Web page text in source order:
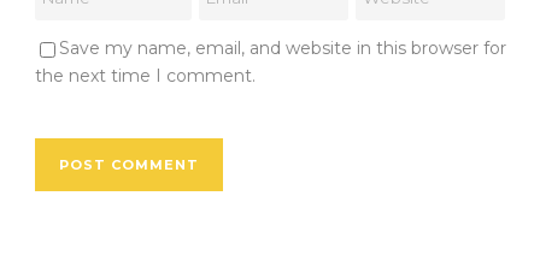
Save my name, email, and website in this browser for
the next time I comment.